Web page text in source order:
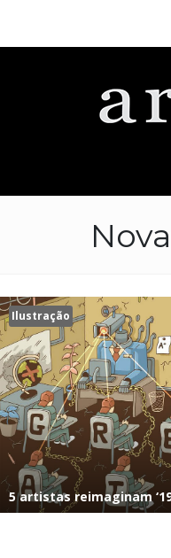
Ilustração
5 artistas reimaginam